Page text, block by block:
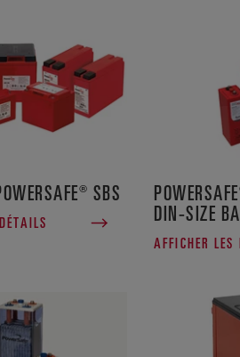
SBS
DIN-SIZE
AFFICHER LES